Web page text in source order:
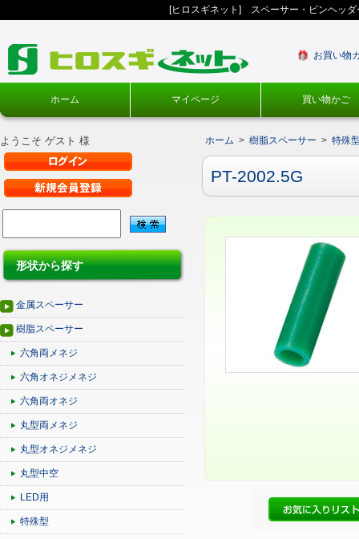
[ヒロスギネット] スペーサー・ピンヘッ
お買い物
ホーム マイページ 買い物かご
ようこそ ゲスト 様
形状から探す
金属スペーサー
樹脂スペーサー
六角両メネジ
六角オネジメネジ
六角両オネジ
丸型両メネジ
丸型オネジメネジ
丸型中空
LED用
特殊型
ホーム > 樹脂スペーサー > 特殊
PT-2002.5G